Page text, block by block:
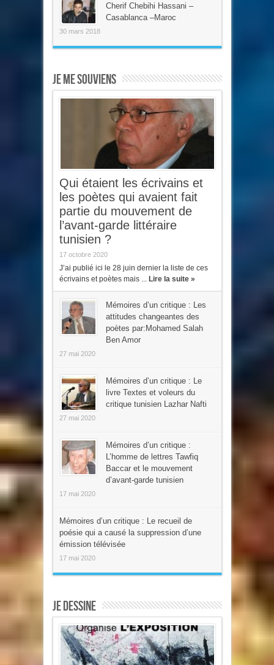
Cherif Chebihi Hassani –
Casablanca –Maroc
30 mars 2018
Je me souviens
Qui étaient les écrivains et
les poètes qui avaient fait
partie du mouvement de
l’avant-garde littéraire
tunisien ?
17 octobre 2020
J’ai publié ici le 28 juin dernier la liste de ces
écrivains et poètes mais ... Lire la suite »
Mémoires d’un critique : Les
attitudes changeantes des
poètes par:Mohamed Salah
Ben Amor
27 mai 2020
Mémoires d’un critique : Le
livre Textes et voleurs du
critique tunisien Lazhar Nafti
27 mai 2020
Mémoires d’un critique :
L’homme de lettres Tawfiq
Baccar et le mouvement
d’avant-garde tunisien
17 mai 2020
Mémoires d’un critique : Le recueil de
poésie qui a causé la suppression d’une
émission télévisée
17 mai 2020
Je dessine